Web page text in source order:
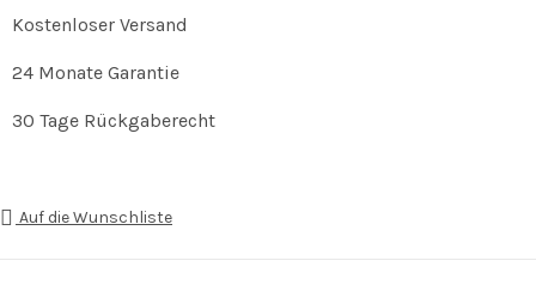
Kostenloser Versand
24 Monate Garantie
30 Tage Rückgaberecht
Auf die Wunschliste